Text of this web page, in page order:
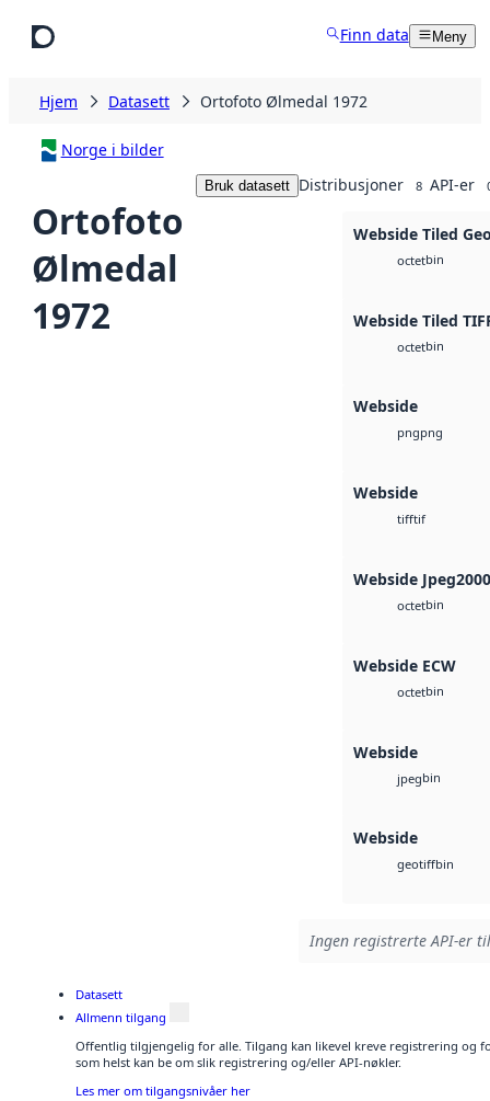
Finn data Meny
Hjem Datasett Ortofoto Ølmedal 1972
Norge i bilder
Ortofoto
Ølmedal
1972
Bruk datasett Distribusjoner 8 API-er
Webside Tiled
octetbin
Webside Tiled
octetbin
Webside
pngpng
Webside
tifftif
Webside Jpeg2000
octetbin
Webside ECW
octetbin
Webside
jpegbin
Webside
geotiffbin
Ingen registrerte API-er
Datasett
Allmenn tilgang
Offentlig tilgjengelig for alle. Tilgang kan likevel kreve registrering og
som helst kan be om slik registrering og/eller API-nøkler.
Les mer om tilgangsnivåer her